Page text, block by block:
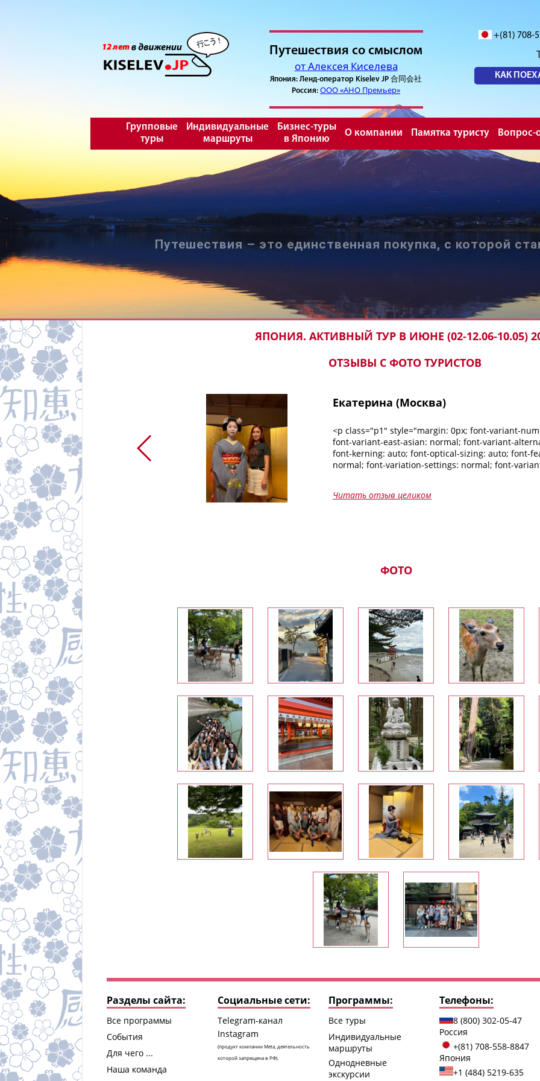
Путешествия со смыслом
от Алексея Киселева
Япония: Ленд-оператор Kiselev JP 合同会社
Россия: ООО «АНО Премьер»
+(81) 708-
КАК
Групповые
туры
Индивидуальные
маршруты
Бизнес-туры
в Японию
О компании Памятка туристу Вопрос-
Путешествия – это единственная покупка, с которой
ЯПОНИЯ. АКТИВНЫЙ ТУР В ИЮНЕ (02-12.06-10.05)
ОТЗЫВЫ С ФОТО ТУРИСТОВ
normal;
normal;
settings:
normal;
в Японии
более
kerning:
font-
font-
family:
ни разу не
спасибо
мы
толп
/>
variant-
kerning:
font-
font-
family:
p>
Екатерина (Москва)
<p class="p1" style="margin: 0px; font-variant-
font-variant-east-asian: normal; font-variant-
font-kerning: auto; font-optical-sizing: auto; font-
normal; font-variation-settings: normal; font-
поехать в Японию, но казалось это чем-то
чем. Это оказалась моя лучшая поездка! С
людьми. Более дружелюбного и
встречала.<br /> Я прекрасно провела время,
еще более волшебной страной, чем я думала.
осуществить давнюю мечту и попасть в Нару и
оленей, в свободный день тура, конечно же с
Нестора. Программа была очень насыщенная и
день мы оказывались в новом месте! Особенно
понравились Киото и гора Коя, очень хочется
места и посетить новые! Буду всем
<a href="http://kiselev.jp/"><span class="s1"
255);">kiselev.jp</span></a>&nbsp;и надеюсь
Читать отзыв целиком
ФОТО
Разделы сайта:
Все программы
События
Для чего ...
Наша команда
Социальные сети:
Telegram-канал
Instagram
(продукт компании Meta, деятельность
которой запрещена в РФ).
Программы:
Все туры
Индивидуальные
маршруты
Однодневные
экскурсии
Телефоны:
8 (800) 302-05-47
Россия
+(81) 708-558-8847
Япония
+1 (484) 5219-635